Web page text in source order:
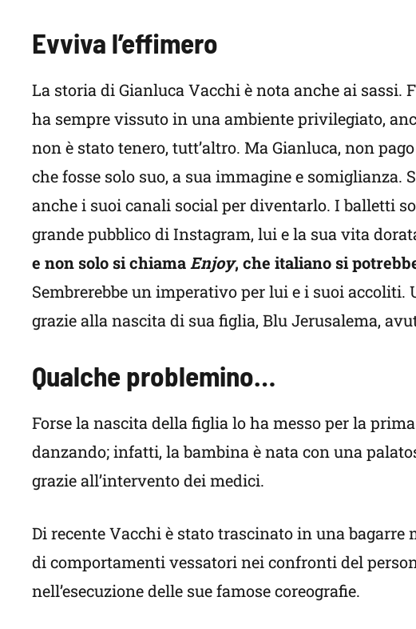
Evviva l’effimero
La storia di Gianluca Vacchi è nota anche ai
ha sempre vissuto in una ambiente privilegiato,
non è stato tenero, tutt’altro. Ma Gianluca, non
che fosse solo suo, a sua immagine e
anche i suoi canali social per diventarlo. I balletti
grande pubblico di Instagram, lui e la sua vita
e non solo si chiamaEnjoy, che italiano si
Sembrerebbe un imperativo per lui e i suoi
grazie alla nascita di sua figlia, Blu Jerusalema,
Qualche problemino…
Forse la nascita della figlia lo ha messo per la
danzando; infatti, la bambina è nata con una
grazie all’intervento dei medici.
Di recente Vacchi è stato trascinato in una
di comportamenti vessatori nei confronti del
nell’esecuzione delle sue famose coreografie.